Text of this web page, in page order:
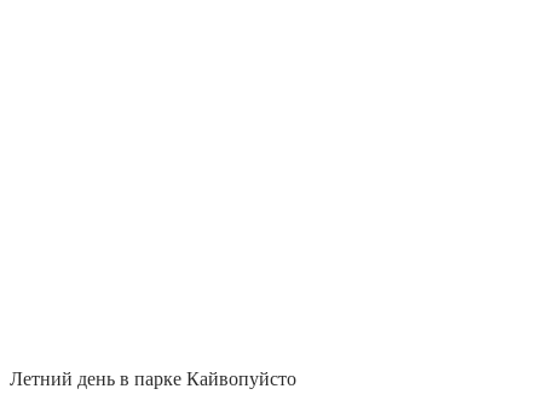
Летний день в парке Кайвопуйсто